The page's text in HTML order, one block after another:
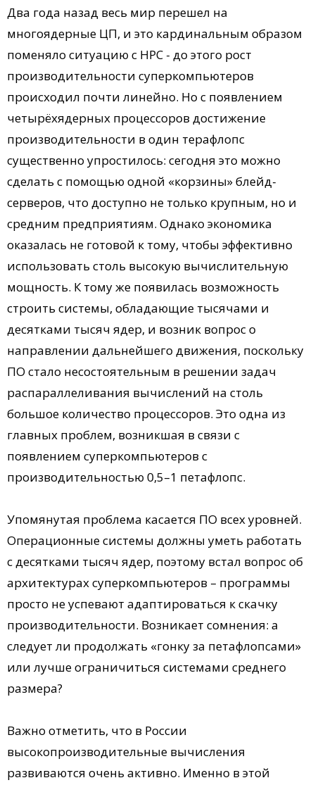
Два года назад весь мир перешел на
многоядерные ЦП, и это кардинальным образом
поменяло ситуацию с НРС - до этого рост
производительности суперкомпьютеров
происходил почти линейно. Но с появлением
четырёхядерных процессоров достижение
производительности в один терафлопс
существенно упростилось: сегодня это можно
сделать с помощью одной «корзины» блейд-
серверов, что доступно не только крупным, но и
средним предприятиям. Однако экономика
оказалась не готовой к тому, чтобы эффективно
использовать столь высокую вычислительную
мощность. К тому же появилась возможность
строить системы, обладающие тысячами и
десятками тысяч ядер, и возник вопрос о
направлении дальнейшего движения, поскольку
ПО стало несостоятельным в решении задач
распараллеливания вычислений на столь
большое количество процессоров. Это одна из
главных проблем, возникшая в связи с
появлением суперкомпьютеров с
производительностью 0,5–1 петафлопс.
Упомянутая проблема касается ПО всех уровней.
Операционные системы должны уметь работать
с десятками тысяч ядер, поэтому встал вопрос об
архитектурах суперкомпьютеров – программы
просто не успевают адаптироваться к скачку
производительности. Возникает сомнения: а
следует ли продолжать «гонку за петафлопсами»
или лучше ограничиться системами среднего
размера?
Важно отметить, что в России
высокопроизводительные вычисления
развиваются очень активно. Именно в этой